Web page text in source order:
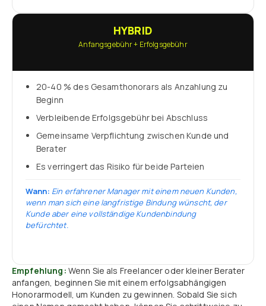
HYBRID
Anfangsgebühr + Erfolgsgebühr
20-40 % des Gesamthonorars als Anzahlung zu
Beginn
Verbleibende Erfolgsgebühr bei Abschluss
Gemeinsame Verpflichtung zwischen Kunde und
Berater
Es verringert das Risiko für beide Parteien
Wann: Ein erfahrener Manager mit einem neuen Kunden,
wenn man sich eine langfristige Bindung wünscht, der
Kunde aber eine vollständige Kundenbindung
befürchtet.
Empfehlung: Wenn Sie als Freelancer oder kleiner Berater
anfangen, beginnen Sie mit einem erfolgsabhängigen
Honorarmodell, um Kunden zu gewinnen. Sobald Sie sich